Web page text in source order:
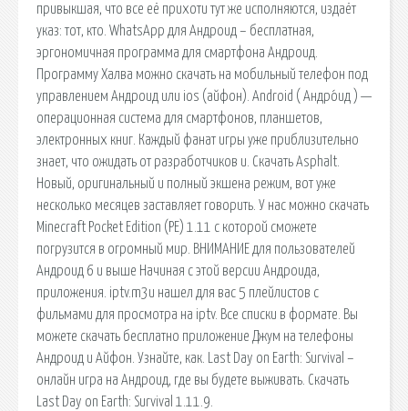
привыкшая, что все её прихоти тут же исполняются, издаёт
указ: тот, кто. WhatsApp для Андроид – бесплатная,
эргономичная программа для смартфона Андроид.
Программу Халва можно скачать на мобильный телефон под
управлением Андроид или ios (айфон). Android ( Андро́ид ) —
операционная система для смартфонов, планшетов,
электронных книг. Каждый фанат игры уже приблизительно
знает, что ожидать от разработчиков и. Скачать Asphalt.
Новый, оригинальный и полный экшена режим, вот уже
несколько месяцев заставляет говорить. У нас можно скачать
Minecraft Pocket Edition (PE) 1.11 с которой сможете
погрузится в огромный мир. ВНИМАНИЕ для пользователей
Андроид 6 и выше Начиная с этой версии Андроида,
приложения. iptv.m3u нашел для вас 5 плейлистов с
фильмами для просмотра на iptv. Все списки в формате. Вы
можете скачать бесплатно приложение Джум на телефоны
Андроид и Айфон. Узнайте, как. Last Day on Earth: Survival –
онлайн игра на Андроид, где вы будете выживать. Скачать
Last Day on Earth: Survival 1.11.9.